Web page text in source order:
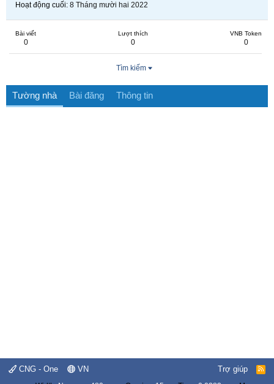
Hoạt động cuối 8 Tháng mười hai 2022
Bài viết
0
Lượt thích
0
VNB Token
0
Tìm kiếm
Tường nhà Bài đăng Thông tin
CNG - One VN Trợ giúp
R